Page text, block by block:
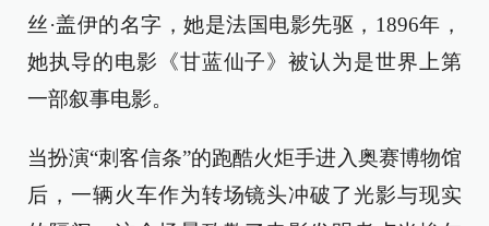
丝·盖伊的名字，她是法国电影先驱，1896年，
她执导的电影《甘蓝仙子》被认为是世界上第
一部叙事电影。
当扮演“刺客信条”的跑酷火炬手进入奥赛博物馆
后，一辆火车作为转场镜头冲破了光影与现实